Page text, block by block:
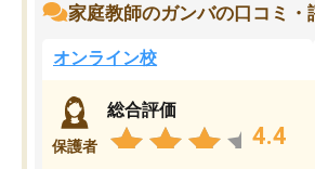
家庭教師のガンバの口コミ・
オンライン校
保護者
総合評価
4.4